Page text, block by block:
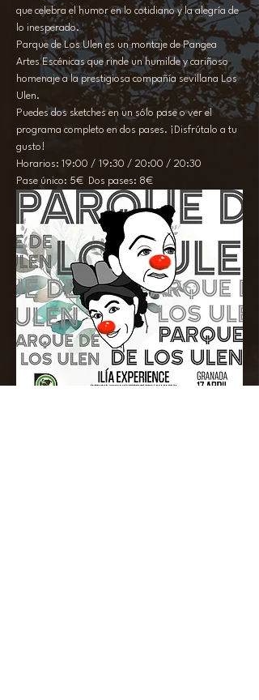
que celebra el humor en lo cotidiano y la alegría de
lo inesperado.
Parque de Los Ulen es un montaje de Pangea
Artes Escénicas que rinde un humilde y cariñoso
homenaje a la prestigiosa compañía sevillana Los
Ulen.
Puedes dos sketches en un sólo pase o ver el
programa completo en dos pases. ¡Disfrútalo a tu
gusto!
Horarios: 19:00 / 19:30 / 20:00 / 20:30
Pase único: 5€  Dos pases: 8€